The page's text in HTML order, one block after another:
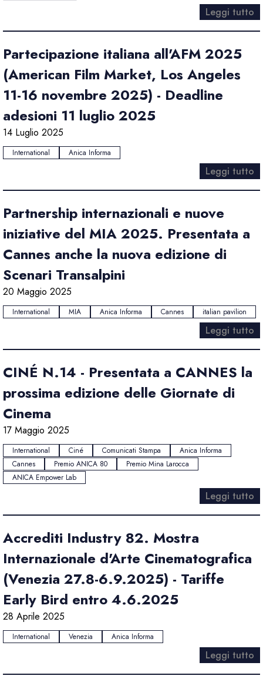
Leggi tutto
Partecipazione italiana all'AFM 2025
(American Film Market, Los Angeles
11-16 novembre 2025) - Deadline
adesioni 11 luglio 2025
14 Luglio 2025
International Anica Informa
Leggi tutto
Partnership internazionali e nuove
iniziative del MIA 2025. Presentata a
Cannes anche la nuova edizione di
Scenari Transalpini
20 Maggio 2025
International MIA Anica Informa Cannes italian pavilion
Leggi tutto
CINÉ N.14 - Presentata a CANNES la
prossima edizione delle Giornate di
Cinema
17 Maggio 2025
International Ciné Comunicati Stampa
Anica Informa
Cannes
Premio ANICA 80
Premio Mina Larocca
ANICA Empower Lab
Leggi tutto
Accrediti Industry 82. Mostra
Internazionale d'Arte Cinematografica
(Venezia 27.8-6.9.2025) - Tariffe
Early Bird entro 4.6.2025
28 Aprile 2025
International Venezia Anica Informa
Leggi tutto